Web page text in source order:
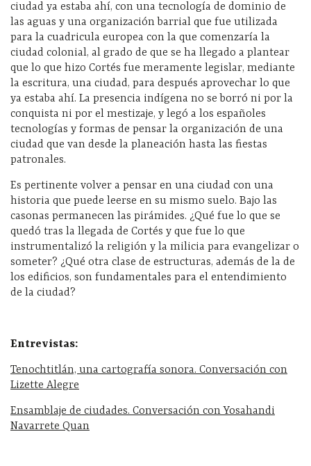
ciudad ya estaba ahí, con una tecnología de dominio de
las aguas y una organización barrial que fue utilizada
para la cuadricula europea con la que comenzaría la
ciudad colonial, al grado de que se ha llegado a plantear
que lo que hizo Cortés fue meramente legislar, mediante
la escritura, una ciudad, para después aprovechar lo que
ya estaba ahí. La presencia indígena no se borró ni por la
conquista ni por el mestizaje, y legó a los españoles
tecnologías y formas de pensar la organización de una
ciudad que van desde la planeación hasta las fiestas
patronales.
Es pertinente volver a pensar en una ciudad con una
historia que puede leerse en su mismo suelo. Bajo las
casonas permanecen las pirámides. ¿Qué fue lo que se
quedó tras la llegada de Cortés y que fue lo que
instrumentalizó la religión y la milicia para evangelizar o
someter? ¿Qué otra clase de estructuras, además de la de
los edificios, son fundamentales para el entendimiento
de la ciudad?
Entrevistas:
Tenochtitlán, una cartografía sonora. Conversación con
Lizette Alegre
Ensamblaje de ciudades. Conversación con Yosahandi
Navarrete Quan